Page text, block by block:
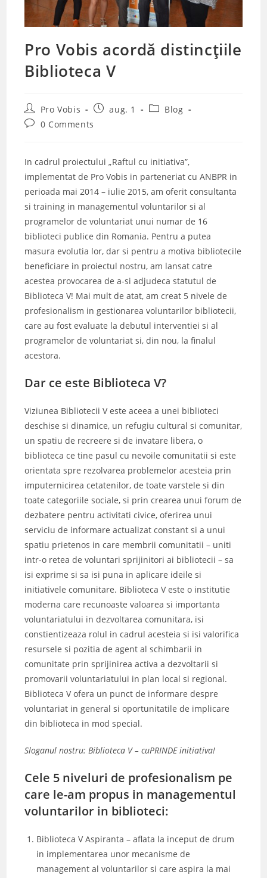
Pro Vobis acordă distincțiile
Biblioteca V
Post
author:
Pro Vobis
Postaug. 1
PostBlog
Post0 Comments
In cadrul proiectului „Raftul cu initiativa”,
implementat de Pro Vobis in parteneriat cu ANBPR in
perioada mai 2014 – iulie 2015, am oferit consultanta
si training in managementul voluntarilor si al
programelor de voluntariat unui numar de 16
biblioteci publice din Romania. Pentru a putea
masura evolutia lor, dar si pentru a motiva bibliotecile
beneficiare in proiectul nostru, am lansat catre
acestea provocarea de a-si adjudeca statutul de
Biblioteca V! Mai mult de atat, am creat 5 nivele de
profesionalism in gestionarea voluntarilor bibliotecii,
care au fost evaluate la debutul interventiei si al
programelor de voluntariat si, din nou, la finalul
acestora.
Dar ce este Biblioteca V?
Viziunea Bibliotecii V este aceea a unei biblioteci
deschise si dinamice, un refugiu cultural si comunitar,
un spatiu de recreere si de invatare libera, o
biblioteca ce tine pasul cu nevoile comunitatii si este
orientata spre rezolvarea problemelor acesteia prin
imputernicirea cetatenilor, de toate varstele si din
toate categoriile sociale, si prin crearea unui forum de
dezbatere pentru activitati civice, oferirea unui
serviciu de informare actualizat constant si a unui
spatiu prietenos in care membrii comunitatii – uniti
intr-o retea de voluntari sprijinitori ai bibliotecii – sa
isi exprime si sa isi puna in aplicare ideile si
initiativele comunitare. Biblioteca V este o institutie
moderna care recunoaste valoarea si importanta
voluntariatului in dezvoltarea comunitara, isi
constientizeaza rolul in cadrul acesteia si isi valorifica
resursele si pozitia de agent al schimbarii in
comunitate prin sprijinirea activa a dezvoltarii si
promovarii voluntariatului in plan local si regional.
Biblioteca V ofera un punct de informare despre
voluntariat in general si oportunitatile de implicare
din biblioteca in mod special.
Sloganul nostru: Biblioteca V – cuPRINDE initiativa!
Cele 5 niveluri de profesionalism pe
care le-am propus in managementul
voluntarilor in biblioteci:
Biblioteca V Aspiranta – aflata la inceput de drum
in implementarea unor mecanisme de
management al voluntarilor si care aspira la mai